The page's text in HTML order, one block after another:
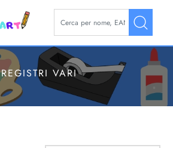
La modifica di un filtro
REGISTRI VARI